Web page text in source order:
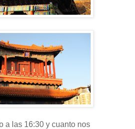
a las 16:30 y cuanto nos